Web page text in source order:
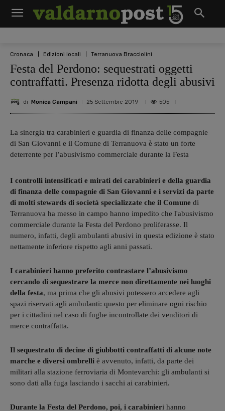
Cronaca Edizioni locali Terranuova Bracciolini
Festa del Perdono: sequestrati oggetti
contraffatti. Presenza ridotta degli abusivi
di Monica Campani 25 Settembre 2019 505
La sinergia tra carabinieri e guardia di finanza delle compagnie
di San Giovanni e il Comune di Terranuova è stato un forte
deterrente per l’abusivismo commerciale durante la Festa
I controlli intensificati e mirati dei carabinieri e della guardia
di finanza delle compagnie di San Giovanni e i servizi da parte
di molti stewards di società specializzate che il Comune di
Terranuova ha messo in campo hanno impedito che l'abusivismo
commerciale durante la Festa del Perdono proliferasse. Il
numero, infatti, degli ambulanti abusivi in questa edizione è stato
nettamente inferiore rispetto agli anni passati.
I carabinieri hanno preferito contrastare l’abusivismo
cercando di sequestrare la merce non direttamente nei luoghi
della festa, ma prima che gli abusivi potessero accedere agli
spazi riservati agli ambulanti: questo per eliminare ogni rischio
per i cittadini nel caso di fughe incontrollate dei venditori di
merce contraffatta.
Il sequestrato di decine di giubbotti contraffatti di alcune note
marche e diversi ombrelli è avvenuto, infatti, da parte dei
militari alla stazione ferroviaria di Montevarchi: gli ambulanti si
sono dati alla fuga lasciando i sacchi ai carabinieri.
Durante la Festa del Perdono, poi, i carabinieri hanno